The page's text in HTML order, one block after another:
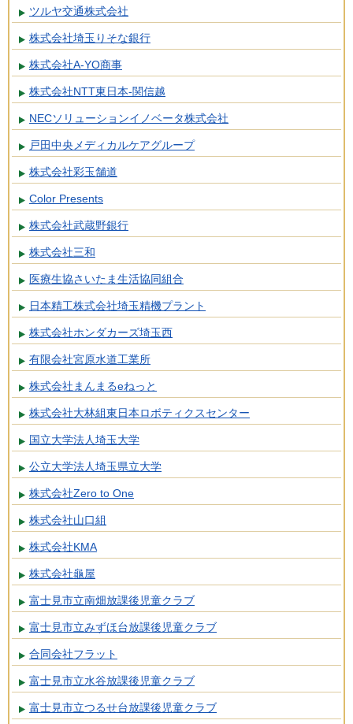
ツルヤ交通株式会社
株式会社埼玉りそな銀行
株式会社A-YO商事
株式会社NTT東日本-関信越
NECソリューションイノベータ株式会社
戸田中央メディカルケアグループ
株式会社彩玉舗道
Color Presents
株式会社武蔵野銀行
株式会社三和
医療生協さいたま生活協同組合
日本精工株式会社埼玉精機プラント
株式会社ホンダカーズ埼玉西
有限会社宮原水道工業所
株式会社まんまるeねっと
株式会社大林組東日本ロボティクスセンター
国立大学法人埼玉大学
公立大学法人埼玉県立大学
株式会社Zero to One
株式会社山口組
株式会社KMA
株式会社龜屋
富士見市立南畑放課後児童クラブ
富士見市立みずほ台放課後児童クラブ
合同会社フラット
富士見市立水谷放課後児童クラブ
富士見市立つるせ台放課後児童クラブ